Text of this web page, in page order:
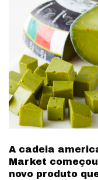
A cadeia
Market
novo produto